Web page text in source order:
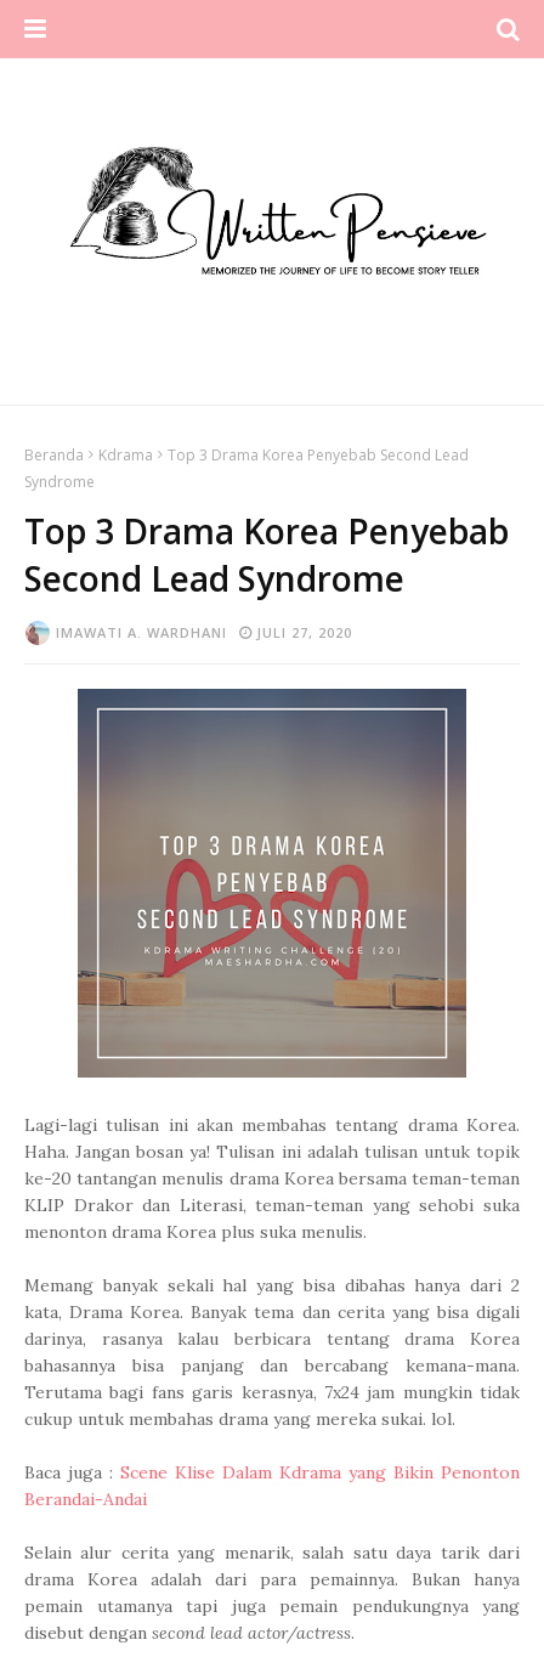
Beranda Kdrama
Top 3 Drama Korea Penyebab Second Lead
Syndrome
Top 3 Drama Korea Penyebab
Second Lead Syndrome
IMAWATI A. WARDHANI JULI 27, 2020
Lagi-lagi tulisan ini akan membahas tentang drama Korea.
Haha. Jangan bosan ya! Tulisan ini adalah tulisan untuk topik
ke-20 tantangan menulis drama Korea bersama teman-teman
KLIP Drakor dan Literasi, teman-teman yang sehobi suka
menonton drama Korea plus suka menulis.
Memang banyak sekali hal yang bisa dibahas hanya dari 2
kata, Drama Korea. Banyak tema dan cerita yang bisa digali
darinya, rasanya kalau berbicara tentang drama Korea
bahasannya bisa panjang dan bercabang kemana-mana.
Terutama bagi fans garis kerasnya, 7x24 jam mungkin tidak
cukup untuk membahas drama yang mereka sukai. lol.
Baca juga : Scene Klise Dalam Kdrama yang Bikin Penonton
Berandai-Andai
Selain alur cerita yang menarik, salah satu daya tarik dari
drama Korea adalah dari para pemainnya. Bukan hanya
pemain utamanya tapi juga pemain pendukungnya yang
disebut dengan second lead actor/actress.